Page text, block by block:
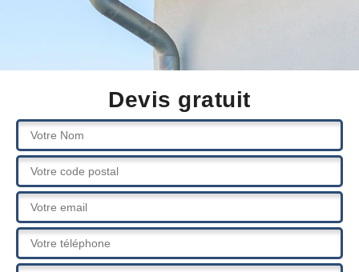
Devis gratuit